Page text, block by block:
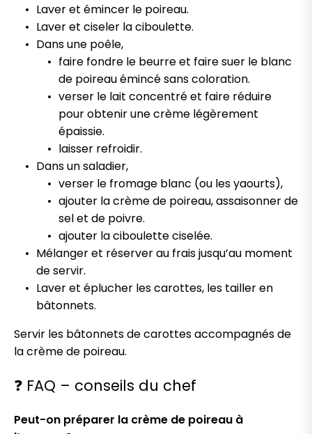
Laver et émincer le poireau.
Laver et ciseler la ciboulette.
Dans une poêle,
faire fondre le beurre et faire suer le blanc
de poireau émincé sans coloration.
verser le lait concentré et faire réduire
pour obtenir une crème légèrement
épaissie.
laisser refroidir.
Dans un saladier,
verser le fromage blanc (ou les yaourts),
ajouter la crème de poireau, assaisonner de
sel et de poivre.
ajouter la ciboulette ciselée.
Mélanger et réserver au frais jusqu’au moment
de servir.
Laver et éplucher les carottes, les tailler en
bâtonnets.
Servir les bâtonnets de carottes accompagnés de
la crème de poireau.
❓ FAQ – conseils du chef
Peut-on préparer la crème de poireau à